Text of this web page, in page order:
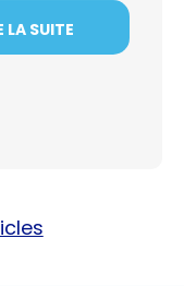
LA SUITE